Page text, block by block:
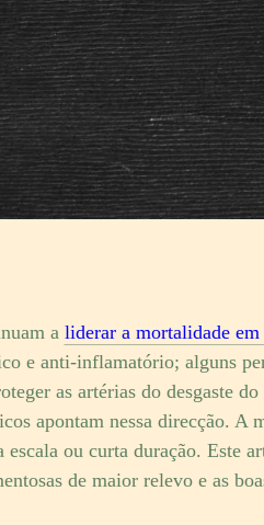
a liderar a mortalidade em
e anti-inflamatório; alguns
as artérias do desgaste
apontam nessa direcção. A
ou curta duração. Este
de maior relevo e as